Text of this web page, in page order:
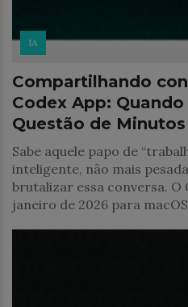
IA
Compartilhando
Codex App: Quando
Questão de Minutos
Sabe aquele papo de
inteligente, não mais
brutalizar essa conversa. O
janeiro de 2026 para